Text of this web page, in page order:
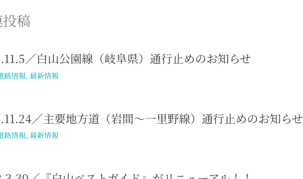
稿
／白山公園線（岐阜県）通行止めのお知らせ
路情報, 最新情報
／主要地方道（岩間～一里野線）通行止めのお知らせ
路情報, 最新情報